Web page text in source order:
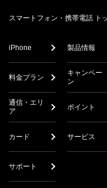
スマートフォン・携帯電話 ト
iPhone 製品情報
料金プラン
キャンペー
ン
通信・エリ
ア
ポイント
カード サービス
サポート